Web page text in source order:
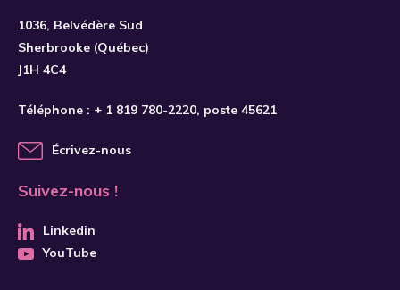
1036, Belvédère Sud
Sherbrooke (Québec)
J1H 4C4
Téléphone : + 1 819 780-2220, poste 45621
Écrivez-nous
Suivez-nous !
Linkedin
YouTube